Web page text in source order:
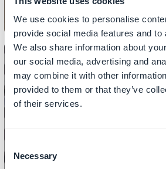
We use cookies to personalise
provide social media features and to
We also share information about
our social media, advertising and
may combine it with other
provided to them or that they’ve
of their services.
Selection
Necessary
KÄYTTÄJÄN OMINAISUUDET
Käyttäjäluettelon